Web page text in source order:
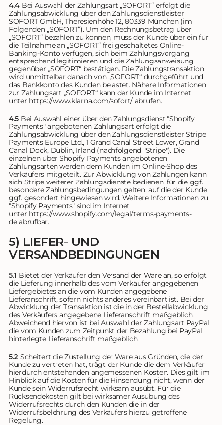
4.4 Bei Auswahl der Zahlungsart „SOFORT“ erfolgt die
Zahlungsabwicklung über den Zahlungsdienstleister
SOFORT GmbH, Theresienhöhe 12, 80339 München (im
Folgenden „SOFORT“). Um den Rechnungsbetrag über
„SOFORT“ bezahlen zu können, muss der Kunde über ein für
die Teilnahme an „SOFORT“ frei geschaltetes Online-
Banking-Konto verfügen, sich beim Zahlungsvorgang
entsprechend legitimieren und die Zahlungsanweisung
gegenüber „SOFORT“ bestätigen. Die Zahlungstransaktion
wird unmittelbar danach von „SOFORT“ durchgeführt und
das Bankkonto des Kunden belastet. Nähere Informationen
zur Zahlungsart „SOFORT“ kann der Kunde im Internet
unter https://www.klarna.com/sofort/ abrufen.
4.5 Bei Auswahl einer über den Zahlungsdienst "Shopify
Payments" angebotenen Zahlungsart erfolgt die
Zahlungsabwicklung über den Zahlungsdienstleister Stripe
Payments Europe Ltd., 1 Grand Canal Street Lower, Grand
Canal Dock, Dublin, Irland (nachfolgend "Stripe"). Die
einzelnen über Shopify Payments angebotenen
Zahlungsarten werden dem Kunden im Online-Shop des
Verkäufers mitgeteilt. Zur Abwicklung von Zahlungen kann
sich Stripe weiterer Zahlungsdienste bedienen, für die ggf.
besondere Zahlungsbedingungen gelten, auf die der Kunde
ggf. gesondert hingewiesen wird. Weitere Informationen zu
"Shopify Payments" sind im Internet
unter https://www.shopify.com/legal/terms-payments-
de abrufbar.
5) LIEFER- UND
VERSANDBEDINGUNGEN
5.1 Bietet der Verkäufer den Versand der Ware an, so erfolgt
die Lieferung innerhalb des vom Verkäufer angegebenen
Liefergebietes an die vom Kunden angegebene
Lieferanschrift, sofern nichts anderes vereinbart ist. Bei der
Abwicklung der Transaktion ist die in der Bestellabwicklung
des Verkäufers angegebene Lieferanschrift maßgeblich.
Abweichend hiervon ist bei Auswahl der Zahlungsart PayPal
die vom Kunden zum Zeitpunkt der Bezahlung bei PayPal
hinterlegte Lieferanschrift maßgeblich.
5.2 Scheitert die Zustellung der Ware aus Gründen, die der
Kunde zu vertreten hat, trägt der Kunde die dem Verkäufer
hierdurch entstehenden angemessenen Kosten. Dies gilt im
Hinblick auf die Kosten für die Hinsendung nicht, wenn der
Kunde sein Widerrufsrecht wirksam ausübt. Für die
Rücksendekosten gilt bei wirksamer Ausübung des
Widerrufsrechts durch den Kunden die in der
Widerrufsbelehrung des Verkäufers hierzu getroffene
Regelung.